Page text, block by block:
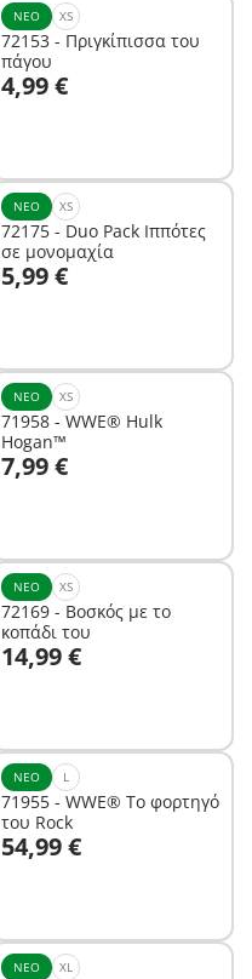
ΝΈΟ XS
72153 - Πριγκίπισσα του
πάγου
4,99 €
Στο καλάθι
ΝΈΟ XS
72175 - Duo Pack Ιππότες
σε μονομαχία
5,99 €
Στο καλάθι
ΝΈΟ XS
71958 - WWE® Hulk
Hogan™
7,99 €
Στο καλάθι
ΝΈΟ XS
72169 - Βοσκός με το
κοπάδι του
14,99 €
Στο καλάθι
ΝΈΟ L
71955 - WWE® Το φορτηγό
του Rock
54,99 €
Στο καλάθι
ΝΈΟ XL